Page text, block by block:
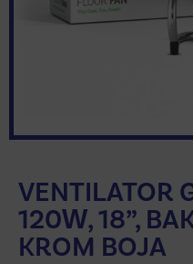
VENTILATOR
120W, 18”,
KROM BOJA